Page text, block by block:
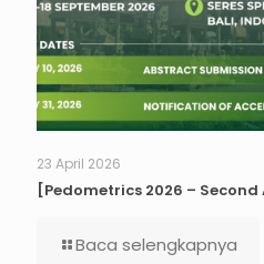
23 April 2026
[Pedometrics 2026 –
Baca selengkapnya